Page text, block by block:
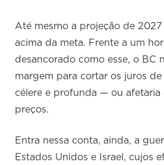
Até mesmo a projeção de 2027
acima da meta. Frente a um
desancorado como esse, o BC
margem para cortar os juros de
célere e profunda — ou afetaria
preços.
Entra nessa conta, ainda, a
Estados Unidos e Israel, cujos